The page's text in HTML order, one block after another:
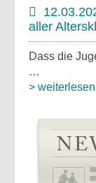
aller
Dass die
…
> weiterlesen